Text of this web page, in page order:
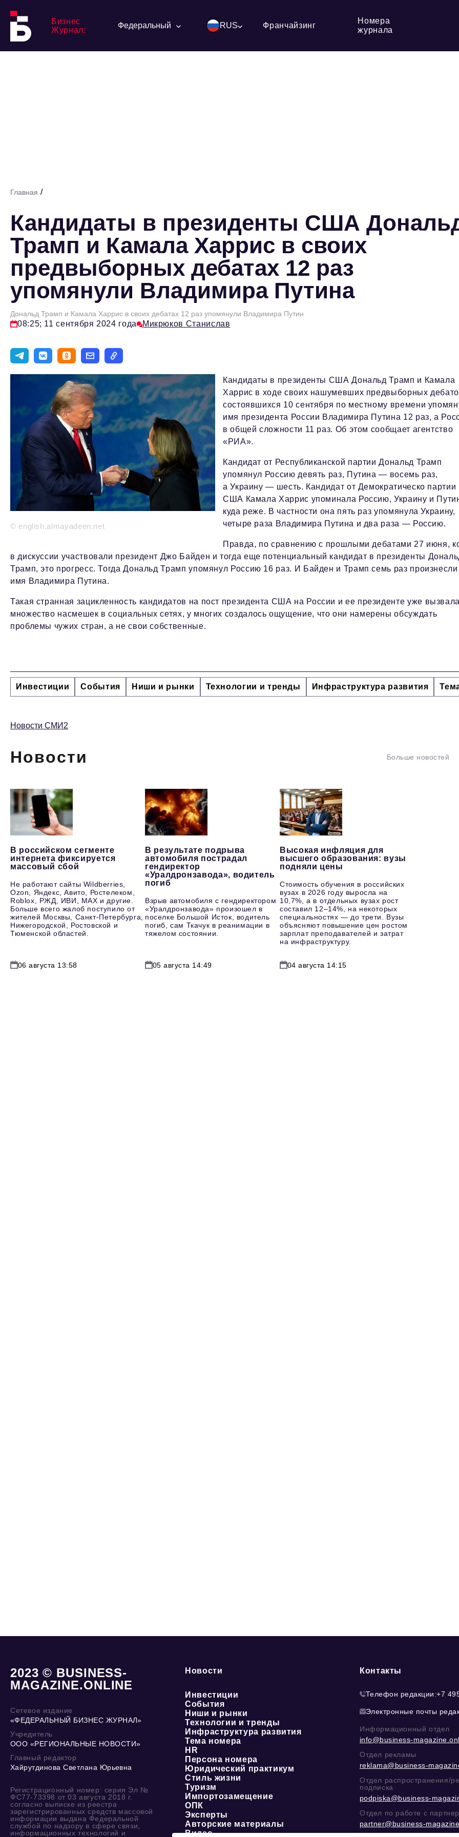
Бизнес
Журнал:
Федеральный RUS Франчайзинг
Номера
журнала
Главная /
Кандидаты в президенты США
Трамп и Камала Харрис в своих
предвыборных дебатах 12 раз
упомянули Владимира Путина
Дональд Трамп и Камала Харрис в своих дебатах 12 раз упомянули Владимира Путин
08:25; 11 сентября 2024 года Микрюков Станислав
© english.almayadeen.net
Кандидаты в президенты США Дональд Трамп и Камала
Харрис в ходе своих нашумевших предвыборных
состоявшихся 10 сентября по местному времени
имя президента России Владимира Путина 12 раз, а
в общей сложности 11 раз. Об этом сообщает агентство
«РИА».
Кандидат от Республиканской партии Дональд Трамп
упомянул Россию девять раз, Путина — восемь раз,
а Украину — шесть. Кандидат от Демократическо партии
США Камала Харрис упоминала Россию, Украину и
куда реже. В частности она пять раз упомянула Украину,
четыре раза Владимира Путина и два раза — Россию.
Правда, по сравнению с прошлыми дебатами 27 июня,
в дискуссии участвовали президент Джо Байден и тогда еще потенциальный кандидат в президенты
Трамп, это прогресс. Тогда Дональд Трамп упомянул Россию 16 раз. И Байден и Трамп семь раз произнесли
имя Владимира Путина.
Такая странная зацикленность кандидатов на пост президента США на России и ее президенте уже вызвала
множество насмешек в социальных сетях, у многих создалось ощущение, что они намерены обсуждать
проблемы чужих стран, а не свои собственные.
Инвестиции События Ниши и рынки Технологии и тренды Инфраструктура развития
Новости СМИ2
Новости Больше новостей
В российском сегменте
интернета фиксируется
массовый сбой
Не работают сайты Wildberries,
Ozon, Яндекс, Авито, Ростелеком,
Roblox, РЖД, ИВИ, MAX и другие.
Больше всего жалоб поступило от
жителей Москвы, Санкт-Петербурга,
Нижегородской, Ростовской и
Тюменской областей.
06 августа 13:58
В результате подрыва
автомобиля пострадал
гендиректор
«Уралдронзавода», водитель
погиб
Взрыв автомобиля с гендиректором
«Уралдронзавода» произошел в
поселке Большой Исток, водитель
погиб, сам Ткачук в реанимации в
тяжелом состоянии.
05 августа 14:49
Высокая инфляция для
высшего образования: вузы
подняли цены
Стоимость обучения в российских
вузах в 2026 году выросла на
10,7%, а в отдельных вузах рост
составил 12–14%, на некоторых
специальностях — до трети. Вузы
объясняют повышение цен ростом
зарплат преподавателей и затрат
на инфраструктуру.
04 августа 14:15
2023 © BUSINESS-
MAGAZINE.ONLINE
Сетевое издание
«ФЕДЕРАЛЬНЫЙ БИЗНЕС ЖУРНАЛ»
Учредитель
ООО «РЕГИОНАЛЬНЫЕ НОВОСТИ»
Главный редактор
Хайрутдинова Светлана Юрьевна
Регистрационный номер: серия Эл №
ФС77-73398 от 03 августа 2018 г.
согласно выписке из реестра
зарегистрированных средств массовой
информации выдана Федеральной
службой по надзору в сфере связи,
информационных технологий и
Новости
Инвестиции
События
Ниши и рынки
Технологии и тренды
Инфраструктура развития
Тема номера
HR
Персона номера
Юридический практикум
Стиль жизни
Туризм
Импортозамещение
ОПК
Эксперты
Авторские материалы
Видео
Контакты
Телефон редакции:+7
Электронные почты
Информационный отдел
info@business-
Отдел рекламы
reklama@business-
Отдел распространения/
подписка
podpiska@business-
Отдел по работе с
partner@business-